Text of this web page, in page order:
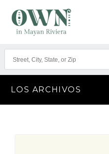
LOS ARCHIVOS